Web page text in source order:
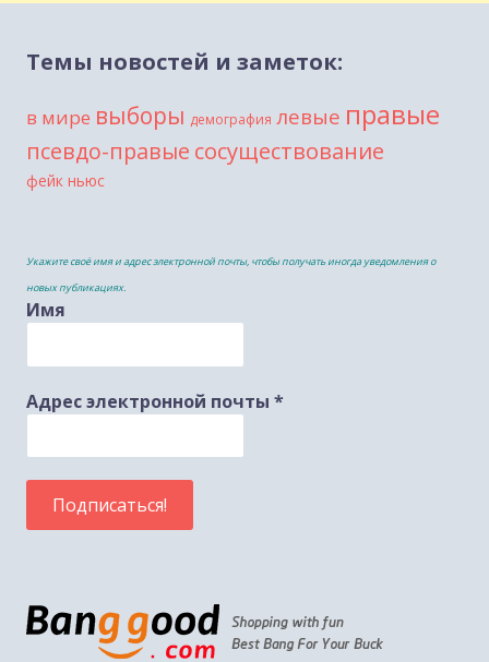
Темы новостей и заметок:
в мире выборы демография левые правые
псевдо-правые сосуществование
фейк ньюс
Укажите своё имя и адрес электронной почты, чтобы получать иногда уведомления о
новых публикациях.
Имя
Адрес электронной почты *